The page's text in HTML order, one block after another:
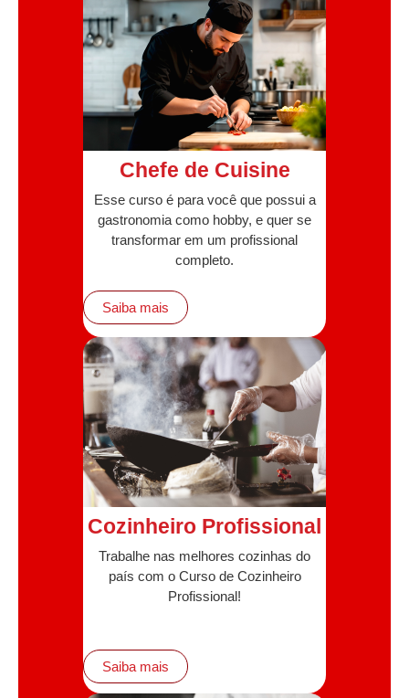
Chefe de Cuisine
Esse curso é para você que possui a
gastronomia como hobby, e quer se
transformar em um profissional
completo.
Saiba mais
Cozinheiro Profissional
Trabalhe nas melhores cozinhas do
país com o Curso de Cozinheiro
Profissional!
Saiba mais